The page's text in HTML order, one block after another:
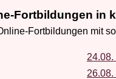
Fortbildungen in
Fortbildungen mit
24.08.